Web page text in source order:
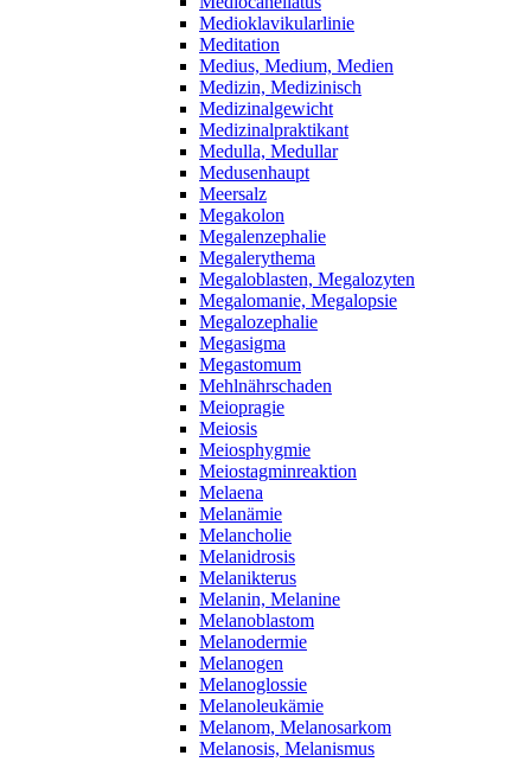
Medioklavikularlinie
Meditation
Medius, Medium, Medien
Medizin, Medizinisch
Medizinalgewicht
Medizinalpraktikant
Medulla, Medullar
Medusenhaupt
Meersalz
Megakolon
Megalenzephalie
Megalerythema
Megaloblasten, Megalozyten
Megalomanie, Megalopsie
Megalozephalie
Megasigma
Megastomum
Mehlnährschaden
Meiopragie
Meiosis
Meiosphygmie
Meiostagminreaktion
Melaena
Melanämie
Melancholie
Melanidrosis
Melanikterus
Melanin, Melanine
Melanoblastom
Melanodermie
Melanogen
Melanoglossie
Melanoleukämie
Melanom, Melanosarkom
Melanosis, Melanismus